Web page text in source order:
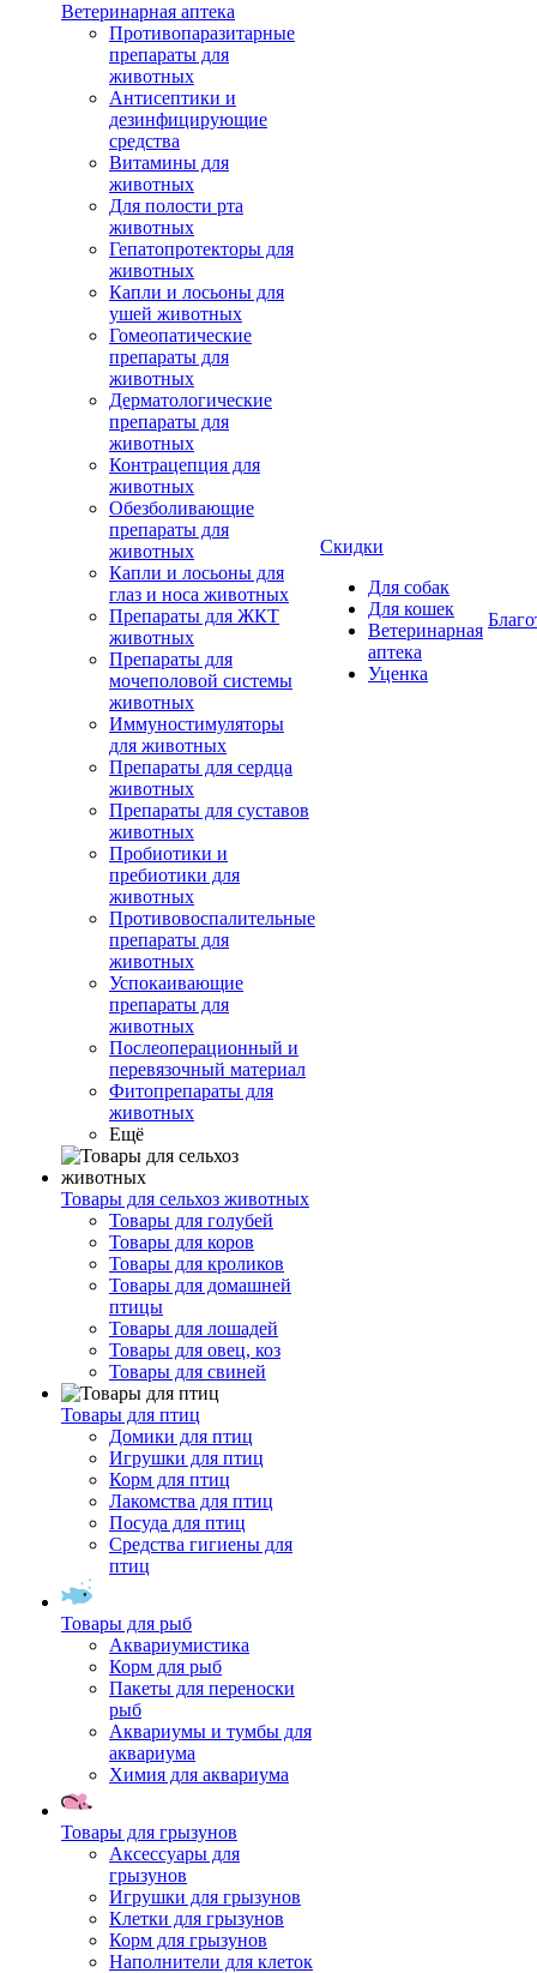
Ветеринарная аптека
Противопаразитарные
препараты для
животных
Антисептики и
дезинфицирующие
средства
Витамины для
животных
Для полости рта
животных
Гепатопротекторы для
животных
Капли и лосьоны для
ушей животных
Гомеопатические
препараты для
животных
Дерматологические
препараты для
животных
Контрацепция для
животных
Обезболивающие
препараты для
животных
Капли и лосьоны для
глаз и носа животных
Препараты для ЖКТ
животных
Препараты для
мочеполовой системы
животных
Иммуностимуляторы
для животных
Препараты для сердца
животных
Препараты для суставов
животных
Пробиотики и
пребиотики для
животных
Противовоспалительные
препараты для
животных
Успокаивающие
препараты для
животных
Послеоперационный и
перевязочный материал
Фитопрепараты для
животных
Ещё
Товары для сельхоз животных
Товары для голубей
Товары для коров
Товары для кроликов
Товары для домашней
птицы
Товары для лошадей
Товары для овец, коз
Товары для свиней
Товары для птиц
Домики для птиц
Игрушки для птиц
Корм для птиц
Лакомства для птиц
Посуда для птиц
Средства гигиены для
птиц
Товары для рыб
Аквариумистика
Корм для рыб
Пакеты для переноски
рыб
Аквариумы и тумбы для
аквариума
Химия для аквариума
Товары для грызунов
Аксессуары для
грызунов
Игрушки для грызунов
Клетки для грызунов
Корм для грызунов
Наполнители для клеток
Скидки
Для собак
Для кошек
Ветеринарная
аптека
Уценка